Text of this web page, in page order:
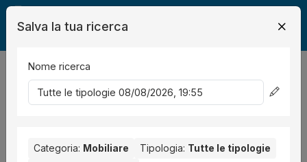
Legalmente Mobili
risultati Ordina per
Nessun risultato per la Provincia selezionata: Messina.
Salva la tua ricerca
Nome ricerca
Categoria: Mobiliare Tipologia: Tutte le tipologie